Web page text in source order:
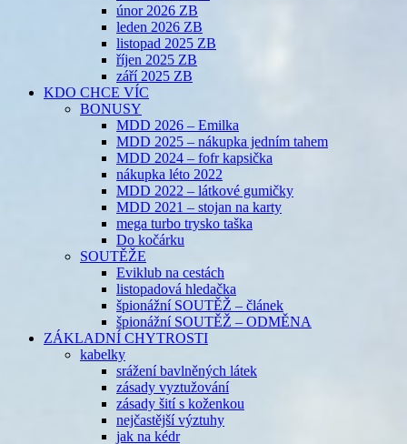
únor 2026 ZB
leden 2026 ZB
listopad 2025 ZB
říjen 2025 ZB
září 2025 ZB
KDO CHCE VÍC
BONUSY
MDD 2026 – Emilka
MDD 2025 – nákupka jedním tahem
MDD 2024 – fofr kapsička
nákupka léto 2022
MDD 2022 – látkové gumičky
MDD 2021 – stojan na karty
mega turbo trysko taška
Do kočárku
SOUTĚŽE
Eviklub na cestách
listopadová hledačka
špionážní SOUTĚŽ – článek
špionážní SOUTĚŽ – ODMĚNA
ZÁKLADNÍ CHYTROSTI
kabelky
srážení bavlněných látek
zásady vyztužování
zásady šití s koženkou
nejčastější výztuhy
jak na kédr